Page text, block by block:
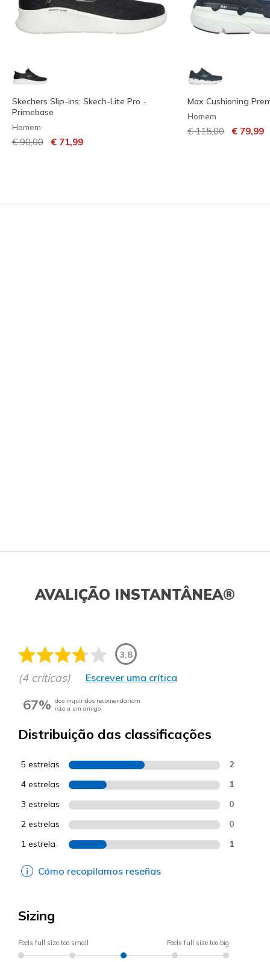
Skechers Slip-ins: Skech-Lite Pro -
Primebase
Homem
Preço com desconto de
€ 90,00 para
€ 71,99
Max Cushioning
Homem
Preço com
€ 115,00para
€ 79,99
AVALIÇÃO INSTANTÂNEA®
3.8
(4 críticas) Escrever uma crítica
67% dos inquiridos recomendariam
isto a um amigo.
Distribuição das classificações
5 estrelas 2
4 estrelas 1
3 estrelas 0
2 estrelas 0
1 estrela 1
Cómo recopilamos reseñas
Sizing
Feels full size too small Feels full size too big